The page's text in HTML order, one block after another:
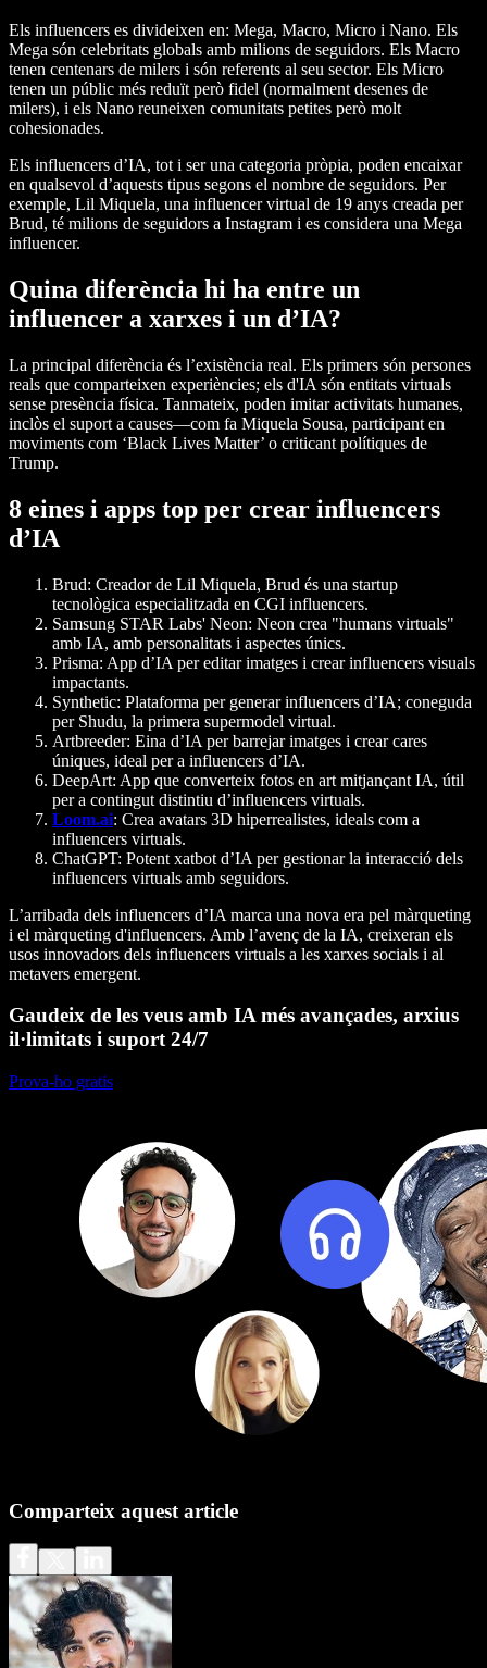
Els influencers es divideixen en: Mega, Macro, Micro i Nano. Els
Mega són celebritats globals amb milions de seguidors. Els Macro
tenen centenars de milers i són referents al seu sector. Els Micro
tenen un públic més reduït però fidel (normalment desenes de
milers), i els Nano reuneixen comunitats petites però molt
cohesionades.
Els influencers d’IA, tot i ser una categoria pròpia, poden encaixar
en qualsevol d’aquests tipus segons el nombre de seguidors. Per
exemple, Lil Miquela, una influencer virtual de 19 anys creada per
Brud, té milions de seguidors a Instagram i es considera una Mega
influencer.
Quina diferència hi ha entre un
influencer a xarxes i un d’IA?
La principal diferència és l’existència real. Els primers són persones
reals que comparteixen experiències; els d'IA són entitats virtuals
sense presència física. Tanmateix, poden imitar activitats humanes,
inclòs el suport a causes—com fa Miquela Sousa, participant en
moviments com ‘Black Lives Matter’ o criticant polítiques de
Trump.
8 eines i apps top per crear influencers
d’IA
Brud: Creador de Lil Miquela, Brud és una startup
tecnològica especialitzada en CGI influencers.
Samsung STAR Labs' Neon: Neon crea "humans virtuals"
amb IA, amb personalitats i aspectes únics.
Prisma: App d’IA per editar imatges i crear influencers visuals
impactants.
Synthetic: Plataforma per generar influencers d’IA; coneguda
per Shudu, la primera supermodel virtual.
Artbreeder: Eina d’IA per barrejar imatges i crear cares
úniques, ideal per a influencers d’IA.
DeepArt: App que converteix fotos en art mitjançant IA, útil
per a contingut distintiu d’influencers virtuals.
Loom.ai: Crea avatars 3D hiperrealistes, ideals com a
influencers virtuals.
ChatGPT: Potent xatbot d’IA per gestionar la interacció dels
influencers virtuals amb seguidors.
L’arribada dels influencers d’IA marca una nova era pel màrqueting
i el màrqueting d'influencers. Amb l’avenç de la IA, creixeran els
usos innovadors dels influencers virtuals a les xarxes socials i al
metavers emergent.
Gaudeix de les veus amb IA més avançades, arxius
il·limitats i suport 24/7
Prova-ho gratis
Comparteix aquest article